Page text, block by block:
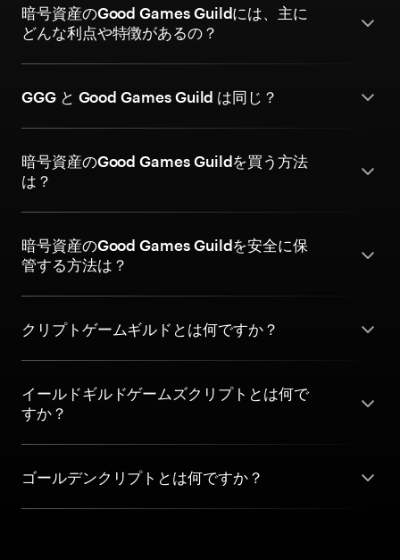
暗号資産のGood Games Guildには、主に
どんな利点や特徴があるの？
GGG と Good Games Guild は同じ？
暗号資産のGood Games Guildを買う方法
は？
暗号資産のGood Games Guildを安全に保
管する方法は？
クリプトゲームギルドとは何ですか？
イールドギルドゲームズクリプトとは何で
すか？
ゴールデンクリプトとは何ですか？